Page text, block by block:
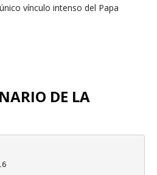
vínculo intenso del Papa
DE LA